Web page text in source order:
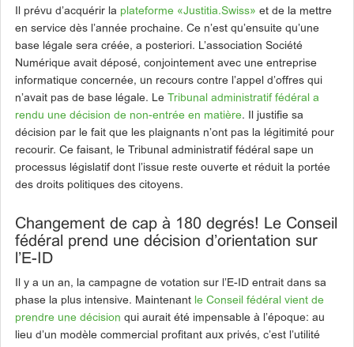
Il prévu d’acquérir la plateforme «Justitia.Swiss» et de la mettre
en service dès l’année prochaine. Ce n’est qu’ensuite qu’une
base légale sera créée, a posteriori. L’association Société
Numérique avait déposé, conjointement avec une entreprise
informatique concernée, un recours contre l’appel d’offres qui
n’avait pas de base légale. Le Tribunal administratif fédéral a
rendu une décision de non-entrée en matière. Il justifie sa
décision par le fait que les plaignants n’ont pas la légitimité pour
recourir. Ce faisant, le Tribunal administratif fédéral sape un
processus législatif dont l’issue reste ouverte et réduit la portée
des droits politiques des citoyens.
Changement de cap à 180 degrés! Le Conseil
fédéral prend une décision d’orientation sur
l’E-ID
Il y a un an, la campagne de votation sur l’E-ID entrait dans sa
phase la plus intensive. Maintenant le Conseil fédéral vient de
prendre une décision qui aurait été impensable à l’époque: au
lieu d’un modèle commercial profitant aux privés, c’est l’utilité